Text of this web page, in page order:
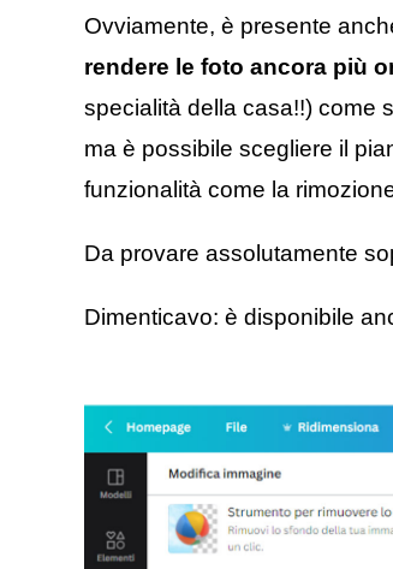
Ovviamente, è presente
rendere le foto ancora più
specialità della casa!!) come
ma è possibile scegliere il
funzionalità come la
Da provare assolutamente
Dimenticavo: è disponibile